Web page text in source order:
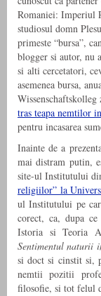
Romaniei: Imperiul
studiosul domn
primeste “bursa”,
blogger si autor, nu
si alti cercetatori,
asemenea bursa,
tras teapa nemtilor
pentru incasarea
Inainte de a
mai distram putin,
site-ul Institutului
religiilor” la
ul Institutului pe
corect, ca, dupa
Istoria si Teoria
Sentimentul naturii
si doct si cinstit si,
nemtii pozitii
filosofie, si tot felul